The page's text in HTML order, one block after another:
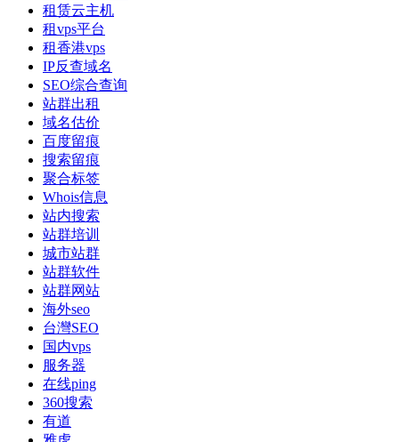
租赁云主机
租vps平台
租香港vps
IP反查域名
SEO综合查询
站群出租
域名估价
百度留痕
搜索留痕
聚合标签
Whois信息
站内搜索
站群培训
城市站群
站群软件
站群网站
海外seo
台灣SEO
国内vps
服务器
在线ping
360搜索
有道